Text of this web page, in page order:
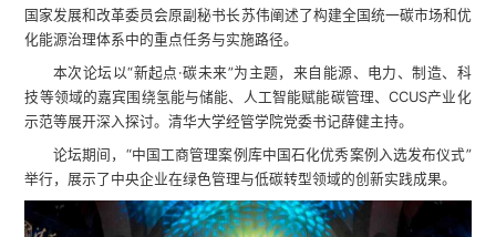
国家发展和改革委员会原副秘书长苏伟阐述了构建全国统一碳市场和优
化能源治理体系中的重点任务与实施路径。
本次论坛以“新起点·碳未来”为主题，来自能源、电力、制造、科
技等领域的嘉宾围绕氢能与储能、人工智能赋能碳管理、CCUS产业化
示范等展开深入探讨。清华大学经管学院党委书记薛健主持。
论坛期间，“中国工商管理案例库中国石化优秀案例入选发布仪式”
举行，展示了中央企业在绿色管理与低碳转型领域的创新实践成果。